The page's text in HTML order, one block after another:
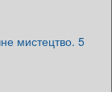
мистецтво. 5